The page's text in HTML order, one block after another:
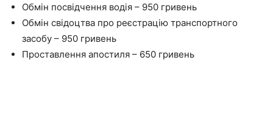
Обмін посвідчення водія – 950 гривень
Обмін свідоцтва про реєстрацію транспортного
засобу – 950 гривень
Проставлення апостиля – 650 гривень